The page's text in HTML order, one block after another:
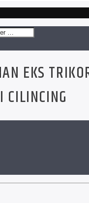
EKS
CILINCING